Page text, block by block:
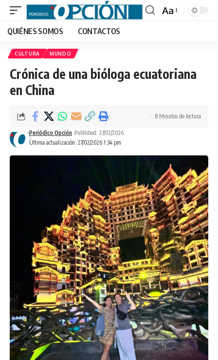
Font
Aa
QUIÉNES SOMOS CONTACTOS
CULTURA MUNDO
Crónica de una bióloga ecuatoriana
en China
Última actualización: 27/02/2026 1:34 pm
Periódico Opción Published: 27/02/2026
8 Minutos de lectura